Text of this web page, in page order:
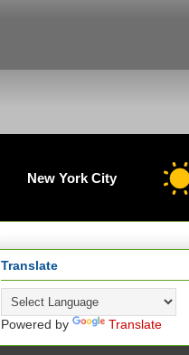
New York City
Translate
Powered by Translate